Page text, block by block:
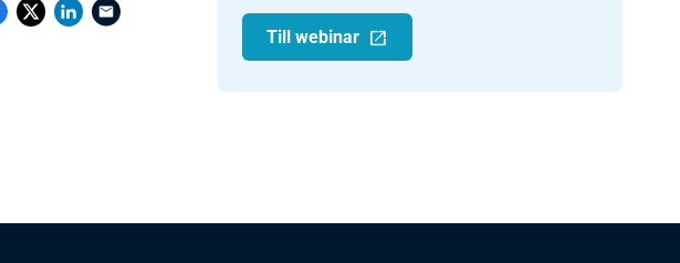
Till webinar